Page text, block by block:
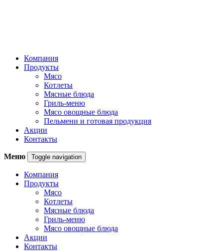
Компания
Продукты
Мясо
Котлеты
Мясные блюда
Гриль-меню
Мясо овощные блюда
Пельмени и готовая продукция
Акции
Контакты
Меню Toggle navigation
Компания
Продукты
Мясо
Котлеты
Мясные блюда
Гриль-меню
Мясо овощные блюда
Акции
Контакты